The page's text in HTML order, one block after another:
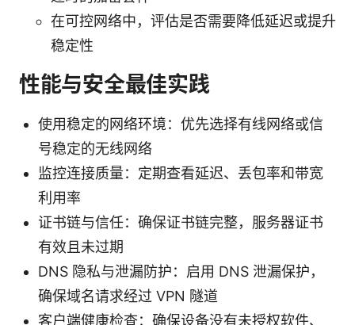
在可控网络中，评估是否需要降低延迟或提升
稳定性
性能与安全最佳实践
使用稳定的网络环境：优先选择有线网络或信
号稳定的无线网络
监控连接质量：定期查看延迟、丢包率和带宽
利用率
证书链与信任：确保证书链完整，服务器证书
有效且未过期
DNS 隐私与泄漏防护：启用 DNS 泄漏保护，
确保域名请求经过 VPN 隧道
客户端健康检查：确保设备没有未授权软件、